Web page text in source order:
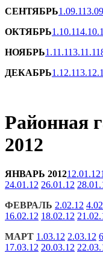
СЕНТЯБРЬ1.09.11
ОКТЯБРЬ1.10.11
НОЯБРЬ1.11.113.11.11
ДЕКАБРЬ1.12.11
Районная
2012
ЯНВАРЬ 201212.01.12
24.01.12 26.01.12
ФЕВРАЛЬ 2.02.12
16.02.12 18.02.12
МАРТ 1.03.12 2.03.12
17.03.12 20.03.12